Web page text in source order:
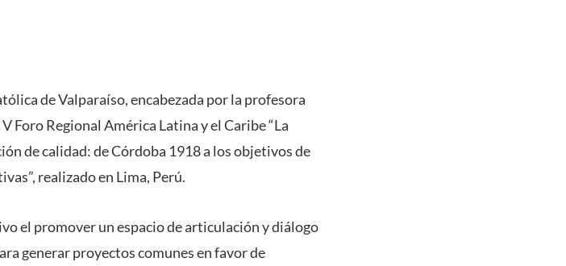
de Valparaíso, encabezada por la profesora
Foro Regional América Latina y el Caribe “La
de calidad: de Córdoba 1918 a los objetivos de
realizado en Lima, Perú.
el promover un espacio de articulación y diálogo
generar proyectos comunes en favor de